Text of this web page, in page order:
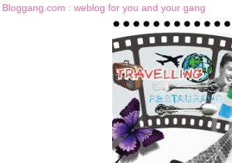
Bloggang.com : weblog for you and your gang